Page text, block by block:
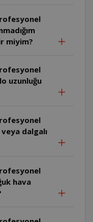
miyim?
uzunluğu
dalgalı
hava